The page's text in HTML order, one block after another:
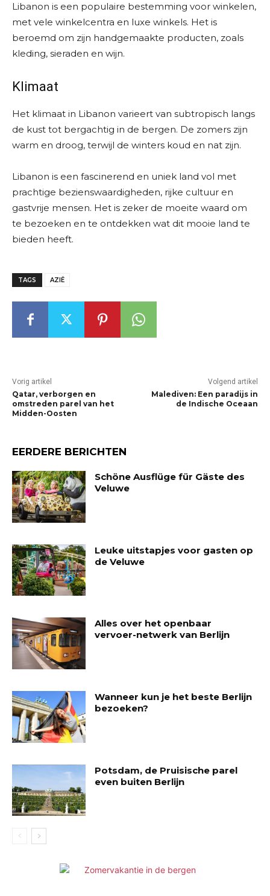
Libanon is een populaire bestemming voor winkelen,
met vele winkelcentra en luxe winkels. Het is
beroemd om zijn handgemaakte producten, zoals
kleding, sieraden en wijn.
Klimaat
Het klimaat in Libanon varieert van subtropisch langs
de kust tot bergachtig in de bergen. De zomers zijn
warm en droog, terwijl de winters koud en nat zijn.
Libanon is een fascinerend en uniek land vol met
prachtige bezienswaardigheden, rijke cultuur en
gastvrije mensen. Het is zeker de moeite waard om
te bezoeken en te ontdekken wat dit mooie land te
bieden heeft.
TAGS AZIË
Vorig artikel
Qatar, verborgen en
omstreden parel van het
Midden-Oosten
Volgend artikel
Malediven: Een paradijs in
de Indische Oceaan
EERDERE BERICHTEN
Schöne Ausflüge für Gäste des
Veluwe
Leuke uitstapjes voor gasten op
de Veluwe
Alles over het openbaar
vervoer-netwerk van Berlijn
Wanneer kun je het beste Berlijn
bezoeken?
Potsdam, de Pruisische parel
even buiten Berlijn